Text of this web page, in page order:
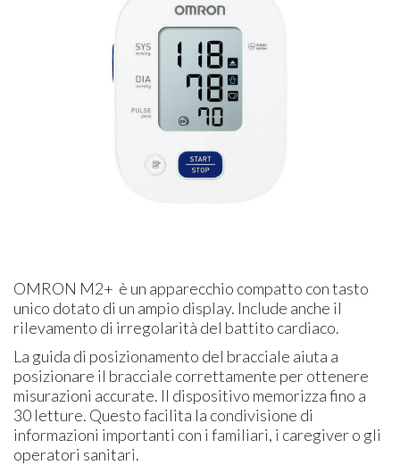
OMRON M2+ è un apparecchio compatto con tasto
unico dotato di un ampio display. Include anche il
rilevamento di irregolarità del battito cardiaco.
La guida di posizionamento del bracciale aiuta a
posizionare il bracciale correttamente per ottenere
misurazioni accurate. Il dispositivo memorizza fino a
30 letture. Questo facilita la condivisione di
informazioni importanti con i familiari, i caregiver o gli
operatori sanitari.